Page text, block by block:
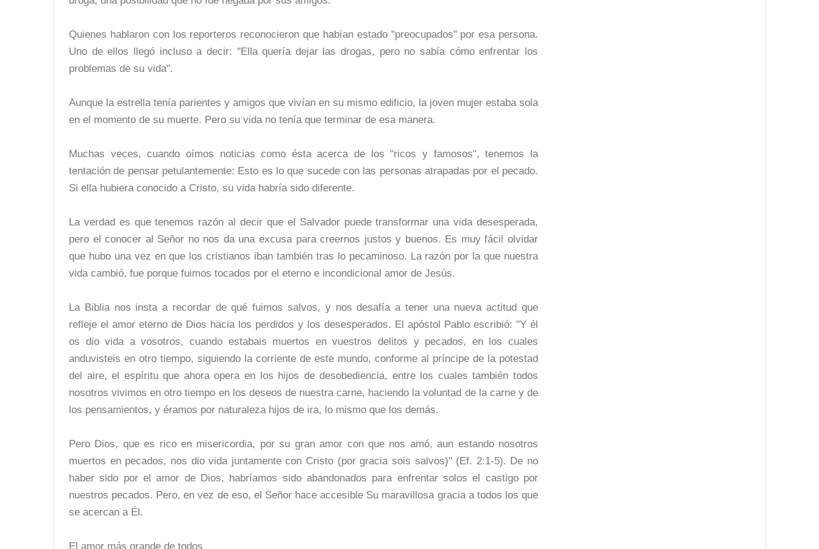
Quienes hablaron con los reporteros reconocieron que habían estado "preocupados" por esa persona.
Uno de ellos llegó incluso a decir: "Ella quería dejar las drogas, pero no sabía cómo enfrentar los
problemas de su vida".
Aunque la estrella tenía parientes y amigos que vivían en su mismo edificio, la joven mujer estaba sola
en el momento de su muerte. Pero su vida no tenía que terminar de esa manera.
Muchas veces, cuando oímos noticias como ésta acerca de los "ricos y famosos", tenemos la
tentación de pensar petulantemente: Esto es lo que sucede con las personas atrapadas por el pecado.
Si ella hubiera conocido a Cristo, su vida habría sido diferente.
La verdad es que tenemos razón al decir que el Salvador puede transformar una vida desesperada,
pero el conocer al Señor no nos da una excusa para creernos justos y buenos. Es muy fácil olvidar
que hubo una vez en que los cristianos iban también tras lo pecaminoso. La razón por la que nuestra
vida cambió, fue porque fuimos tocados por el eterno e incondicional amor de Jesús.
La Biblia nos insta a recordar de qué fuimos salvos, y nos desafía a tener una nueva actitud que
refleje el amor eterno de Dios hacia los perdidos y los desesperados. El apóstol Pablo escribió: "Y él
os dio vida a vosotros, cuando estabais muertos en vuestros delitos y pecados, en los cuales
anduvisteis en otro tiempo, siguiendo la corriente de este mundo, conforme al príncipe de la potestad
del aire, el espíritu que ahora opera en los hijos de desobediencia, entre los cuales también todos
nosotros vivimos en otro tiempo en los deseos de nuestra carne, haciendo la voluntad de la carne y de
los pensamientos, y éramos por naturaleza hijos de ira, lo mismo que los demás.
Pero Dios, que es rico en misericordia, por su gran amor con que nos amó, aun estando nosotros
muertos en pecados, nos dio vida juntamente con Cristo (por gracia sois salvos)" (Ef. 2:1-5). De no
haber sido por el amor de Dios, habríamos sido abandonados para enfrentar solos el castigo por
nuestros pecados. Pero, en vez de eso, el Señor hace accesible Su maravillosa gracia a todos los que
se acercan a Él.
El amor más grande de todos